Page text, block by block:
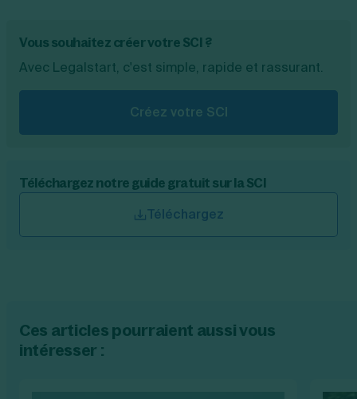
Vous souhaitez créer votre SCI ?
Avec Legalstart, c'est simple, rapide et rassurant.
Créez votre SCI
Téléchargez notre guide gratuit sur la SCI
Téléchargez
Ces articles pourraient aussi vous
intéresser :